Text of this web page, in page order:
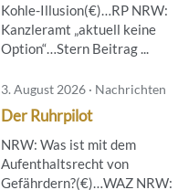
Kohle-Illusion(€)…RP NRW:
Kanzleramt „aktuell keine
Option“…Stern Beitrag ...
3. August 2026 · Nachrichten
Der Ruhrpilot
NRW: Was ist mit dem
Aufenthaltsrecht von
Gefährdern?(€)…WAZ NRW: